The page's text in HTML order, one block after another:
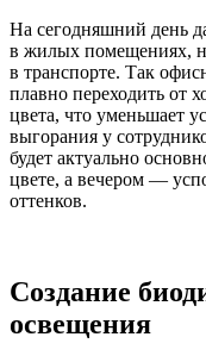
На сегодняшний день
в жилых помещениях,
в транспорте. Так
плавно переходить от
цвета, что уменьшает
выгорания у
будет актуально
цвете, а вечером —
оттенков.
Создание
освещения